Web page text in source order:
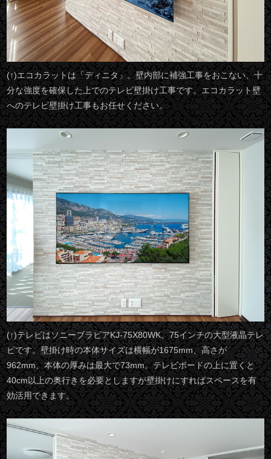
(↑)エコカラットは「ディニタ」。壁内部に補強工事をおこない、十
分な強度を確保した上でのテレビ壁掛け工事です。エコカラット壁
へのテレビ壁掛け工事もお任せください。
(↑)テレビはソニーブラビアKJ-75X80WK。75インチの大型液晶テレ
ビです。壁掛け時の本体サイズは横幅が1675mm、高さが
962mm、本体の厚みは最大で73mm。テレビボードの上に置くと
40cm以上の奥行きを必要としますが壁掛けにすればスペースを有
効活用できます。